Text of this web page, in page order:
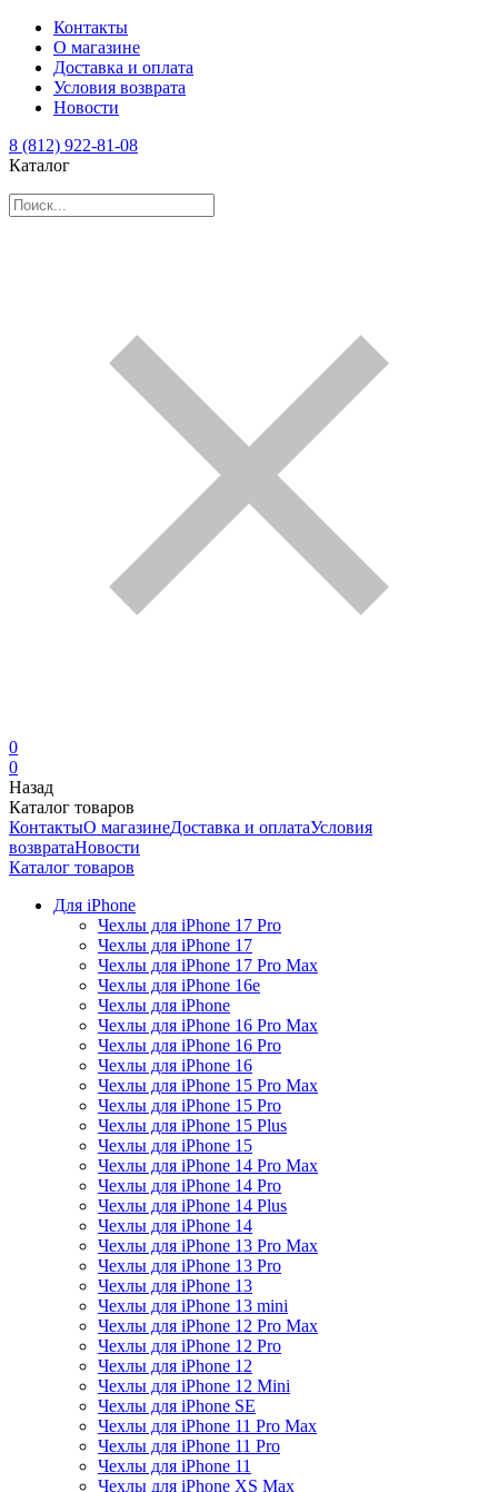
Контакты
О магазине
Доставка и оплата
Условия возврата
Новости
8 (812) 922-81-08
Каталог
0
0
Назад
Каталог товаров
КонтактыО магазинеДоставка и оплатаУсловия
возвратаНовости
Каталог товаров
Для iPhone
Чехлы для iPhone 17 Pro
Чехлы для iPhone 17
Чехлы для iPhone 17 Pro Max
Чехлы для iPhone 16e
Чехлы для iPhone
Чехлы для iPhone 16 Pro Max
Чехлы для iPhone 16 Pro
Чехлы для iPhone 16
Чехлы для iPhone 15 Pro Max
Чехлы для iPhone 15 Pro
Чехлы для iPhone 15 Plus
Чехлы для iPhone 15
Чехлы для iPhone 14 Pro Max
Чехлы для iPhone 14 Pro
Чехлы для iPhone 14 Plus
Чехлы для iPhone 14
Чехлы для iPhone 13 Pro Max
Чехлы для iPhone 13 Pro
Чехлы для iPhone 13
Чехлы для iPhone 13 mini
Чехлы для iPhone 12 Pro Max
Чехлы для iPhone 12 Pro
Чехлы для iPhone 12
Чехлы для iPhone 12 Mini
Чехлы для iPhone SE
Чехлы для iPhone 11 Pro Max
Чехлы для iPhone 11 Pro
Чехлы для iPhone 11
Чехлы для iPhone XS Max